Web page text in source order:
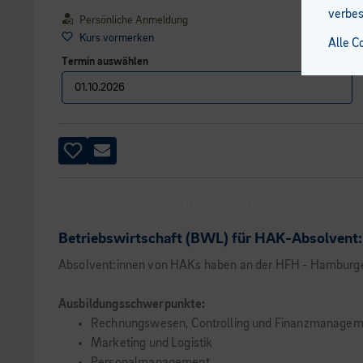
Persönliche Anmeldung
Kurs vormerken
Termin auswählen
Betriebswirtschaft (BWL) für HAK-
Absolvent:innen von HAKs haben an der HFH -
Ausbildungsschwerpunkte:
Rechnungswesen, Controlling und
Marketing und Logistik
Alle